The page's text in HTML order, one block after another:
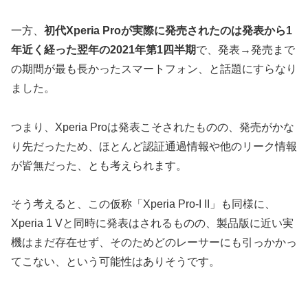
一方、 初代Xperia Proが実際に発売されたのは発表から1
年近く経った翌年の2021年第1四半期で、発表→発売まで
の期間が最も長かったスマートフォン、と話題にすらなり
ました。
つまり、Xperia Proは発表こそされたものの、発売がかな
り先だったため、ほとんど認証通過情報や他のリーク情報
が皆無だった、とも考えられます。
そう考えると、この仮称「Xperia Pro-I II」も同様に、
Xperia 1 Vと同時に発表はされるものの、製品版に近い実
機はまだ存在せず、そのためどのレーサーにも引っかかっ
てこない、という可能性はありそうです。